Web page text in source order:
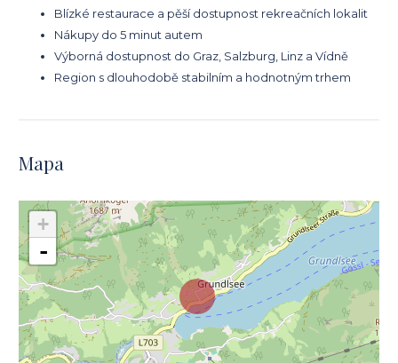
Blízké restaurace a pěší dostupnost rekreačních lokalit
Nákupy do 5 minut autem
Výborná dostupnost do Graz, Salzburg, Linz a Vídně
Region s dlouhodobě stabilním a hodnotným trhem
Mapa
+
-